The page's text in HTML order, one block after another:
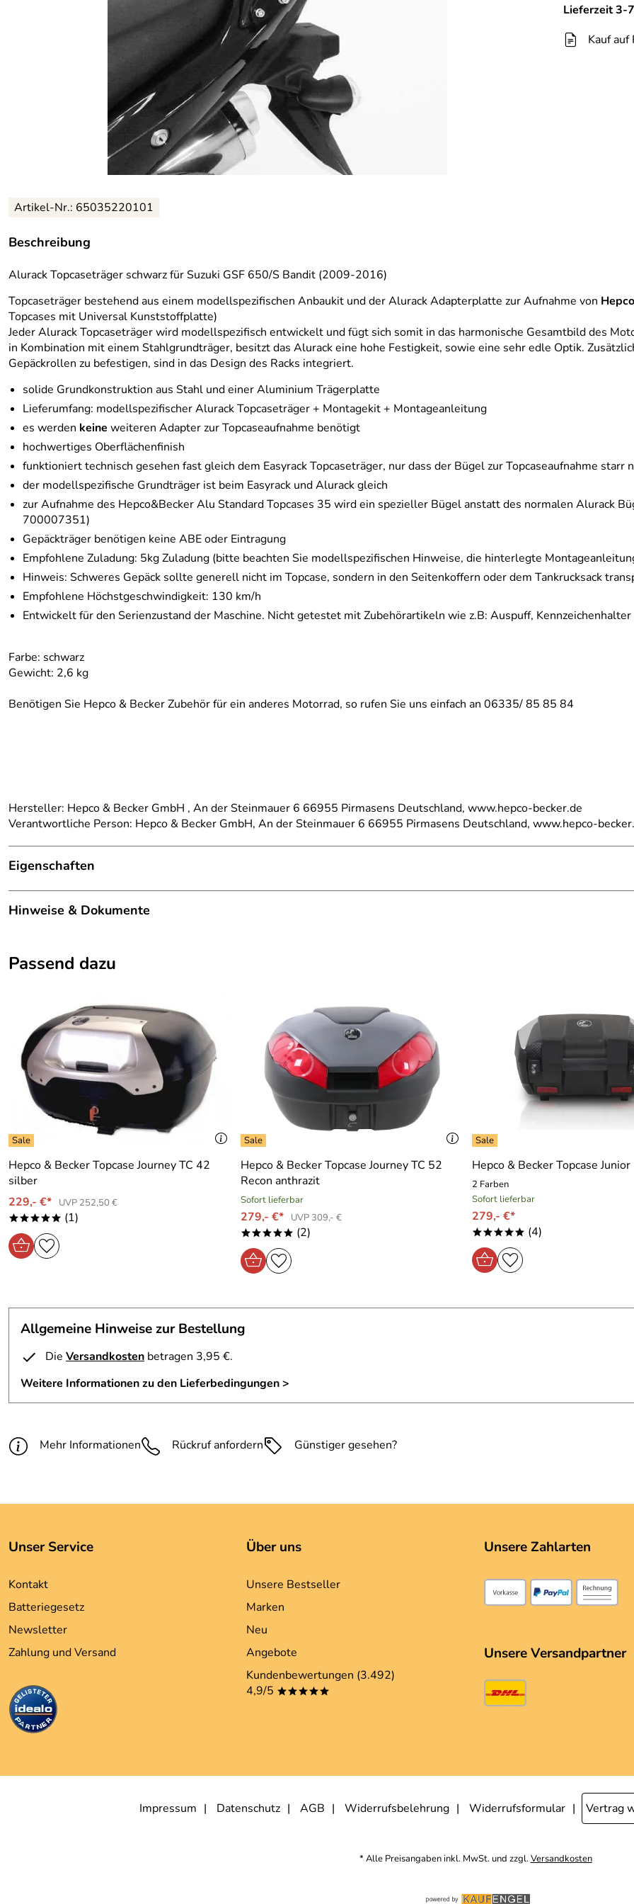
Lieferzeit 3-
Kauf auf
Artikel-Nr.: 65035220101
Beschreibung
Alurack Topcaseträger schwarz für Suzuki GSF 650/S Bandit (2009-2016)
Topcaseträger bestehend aus einem modellspezifischen Anbaukit und der Alurack Adapterplatte zur Aufnahme von
Topcases mit Universal Kunststoffplatte)
Jeder Alurack Topcaseträger wird modellspezifisch entwickelt und fügt sich somit in das harmonische Gesamtbild des
in Kombination mit einem Stahlgrundträger, besitzt das Alurack eine hohe Festigkeit, sowie eine sehr edle Optik.
Gepäckrollen zu befestigen, sind in das Design des Racks integriert.
solide Grundkonstruktion aus Stahl und einer Aluminium Trägerplatte
Lieferumfang: modellspezifischer Alurack Topcaseträger + Montagekit + Montageanleitung
es werden keine weiteren Adapter zur Topcaseaufnahme benötigt
hochwertiges Oberflächenfinish
funktioniert technisch gesehen fast gleich dem Easyrack Topcaseträger, nur dass der Bügel zur Topcaseaufnahme
der modellspezifische Grundträger ist beim Easyrack und Alurack gleich
zur Aufnahme des Hepco&Becker Alu Standard Topcases 35 wird ein spezieller Bügel anstatt des normalen Alurack
700007351)
Gepäckträger benötigen keine ABE oder Eintragung
Empfohlene Zuladung: 5kg Zuladung (bitte beachten Sie modellspezifischen Hinweise, die hinterlegte
Hinweis: Schweres Gepäck sollte generell nicht im Topcase, sondern in den Seitenkoffern oder dem Tankrucksack
Empfohlene Höchstgeschwindigkeit: 130 km/h
Entwickelt für den Serienzustand der Maschine. Nicht getestet mit Zubehörartikeln wie z.B: Auspuff,
Farbe: schwarz
Gewicht: 2,6 kg
Benötigen Sie Hepco & Becker Zubehör für ein anderes Motorrad, so rufen Sie uns einfach an 06335/ 85 85 84
Hersteller: Hepco & Becker GmbH , An der Steinmauer 6 66955 Pirmasens Deutschland, www.hepco-becker.de
Verantwortliche Person: Hepco & Becker GmbH, An der Steinmauer 6 66955 Pirmasens Deutschland, www.hepco-
Eigenschaften
Details
Kategorie:
Motorradträger, Alurack
Hinweise & Dokumente
Passend dazu
Hepco & Becker Topcase Journey TC 42
silber
229,- €*
UVP 252,50 €
***** (1)
Hepco & Becker Topcase Journey TC 52
Recon anthrazit
Sofort lieferbar
279,- €* UVP 309,- €
***** (2)
Hepco & Becker Topcase
2 Farben
Sofort lieferbar
279,- €*
***** (4)
Allgemeine Hinweise zur Bestellung
Die Versandkosten betragen 3,95 €.
Weitere Informationen zu den Lieferbedingungen >
Mehr Informationen Rückruf anfordern Günstiger gesehen?
Unser Service
Kontakt
Batteriegesetz
Newsletter
Zahlung und Versand
Über uns
Unsere Bestseller
Marken
Neu
Angebote
Kundenbewertungen (3.492)
4,9/5 *****
Unsere Zahlarten
Unsere Versandpartner
Impressum Datenschutz AGB Widerrufsbelehrung Widerrufsformular Vertrag
* Alle Preisangaben inkl. MwSt. und zzgl.Versandkosten